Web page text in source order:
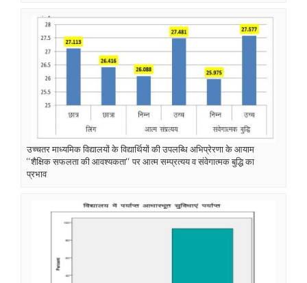
उच्चतर माध्यमिक विद्यालयों के विद्यार्थियों की उपलब्धि अभिप्रेरणा के आयाम
‘‘शैक्षिक सफलता की आवश्यकता‘‘ पर आत्म सम्प्रत्यय व संवेगात्मक बुद्धि का
प्रभाव